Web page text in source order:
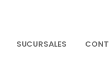
SUCURSALES